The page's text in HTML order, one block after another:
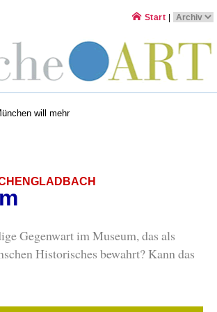
Start
will mehr
Gegenwart im Museum, das als
Historisches bewahrt? Kann das